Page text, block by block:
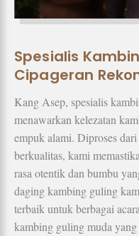
Spesialis
Cipageran
Kang Asep, spesialis
menawarkan kelezatan
empuk alami. Diproses
berkualitas, kami
rasa otentik dan bumbu
daging kambing guling
terbaik untuk berbagai
kambing guling muda